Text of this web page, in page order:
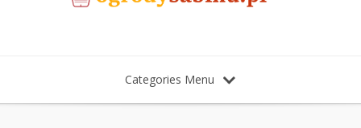
Categories Menu